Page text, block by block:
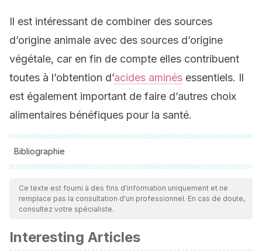
Il est intéressant de combiner des sources
d’origine animale avec des sources d’origine
végétale, car en fin de compte elles contribuent
toutes à l’obtention d’acides aminés essentiels. Il
est également important de faire d’autres choix
alimentaires bénéfiques pour la santé.
Bibliographie
Toutes les sources citées ont été examinées en profondeur
par notre équipe pour garantir leur qualité, leur fiabilité, leur
actualité et leur validité. La bibliographie de cet article a été
ou scientifique
Ce texte est fourni à des fins d'information uniquement et ne
remplace pas la consultation d'un professionnel. En cas de doute,
consultez votre spécialiste.
Interesting Articles